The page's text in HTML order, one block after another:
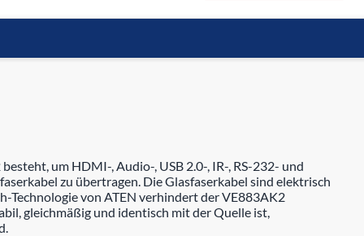
um HDMI-, Audio-, USB 2.0-, IR-, RS-232- und
zu übertragen. Die Glasfaserkabel sind elektrisch
Technologie von ATEN verhindert der VE883AK2
gleichmäßig und identisch mit der Quelle ist,